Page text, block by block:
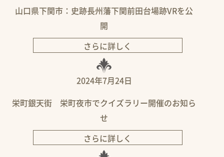
山口県下関市：史跡長州藩下関前田台場跡VRを公
開
さらに詳しく
2024年7月24日
栄町銀天街 栄町夜市でクイズラリー開催のお知ら
せ
さらに詳しく